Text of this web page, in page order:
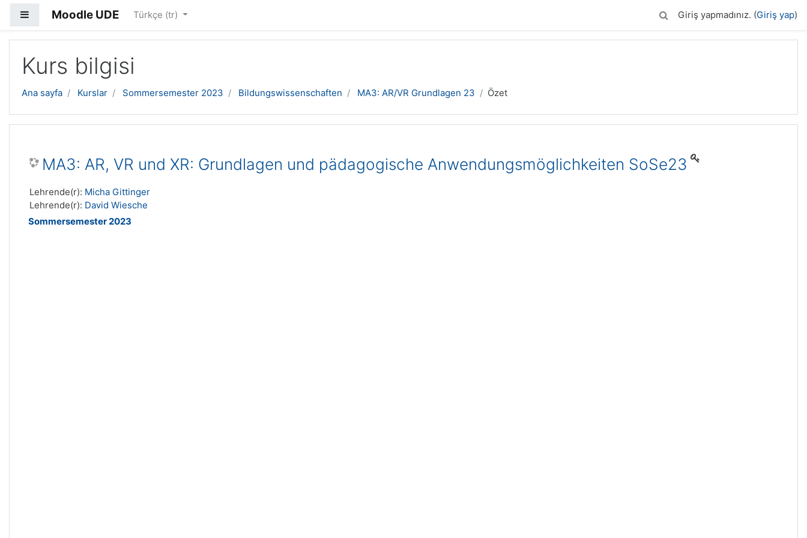
Yan panelMoodle UDE Türkçe ‎(tr)‎ Giriş yapmadınız. (Giriş yap)
Kurs bilgisi
Ana sayfa Kurslar Sommersemester 2023 Bildungswissenschaften MA3: AR/VR Grundlagen 23 Özet
MA3: AR, VR und XR: Grundlagen und pädagogische Anwendungsmöglichkeiten SoSe23
Lehrende(r): Micha Gittinger
Lehrende(r): David Wiesche
Sommersemester 2023